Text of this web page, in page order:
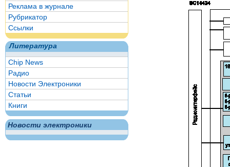
Реклама в журнале
Рубрикатор
Ссылки
Литература
Chip News
Радио
Новости Электроники
Статьи
Книги
Новости электроники